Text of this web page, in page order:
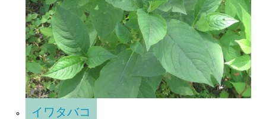
イワタバコ